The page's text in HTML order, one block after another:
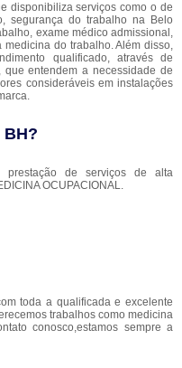
disponibiliza serviços como o de
segurança do trabalho na Belo
exame médico admissional,
do trabalho. Além disso,
qualificado, através de
entendem a necessidade de
consideráveis em instalações
BH?
prestação de serviços de alta
OCUPACIONAL.
toda a qualificada e excelente
trabalhos como medicina
conosco,estamos sempre a